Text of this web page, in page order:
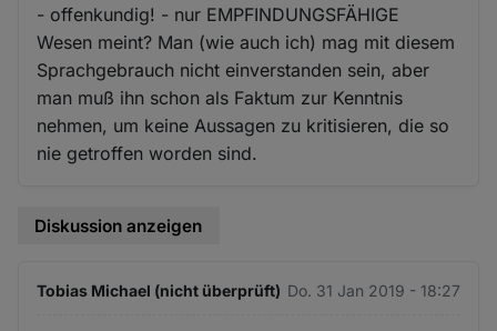
- offenkundig! - nur EMPFINDUNGSFÄHIGE
Wesen meint? Man (wie auch ich) mag mit diesem
Sprachgebrauch nicht einverstanden sein, aber
man muß ihn schon als Faktum zur Kenntnis
nehmen, um keine Aussagen zu kritisieren, die so
nie getroffen worden sind.
Diskussion anzeigen
Tobias Michael (nicht überprüft) Do. 31 Jan 2019 - 18:27